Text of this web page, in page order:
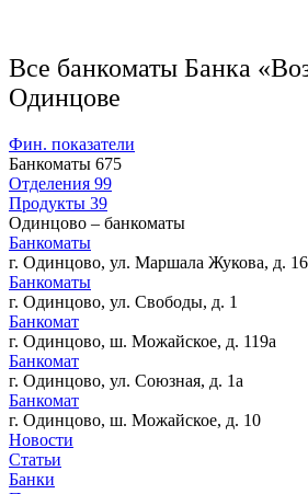
Все банкоматы Банка
Одинцове
Фин. показатели
Банкоматы 675
Отделения 99
Продукты 39
Одинцово – банкоматы
Банкоматы
г. Одинцово, ул. Маршала Жукова, д. 16
Банкоматы
г. Одинцово, ул. Свободы, д. 1
Банкомат
г. Одинцово, ш. Можайское, д. 119а
Банкомат
г. Одинцово, ул. Союзная, д. 1а
Банкомат
г. Одинцово, ш. Можайское, д. 10
Новости
Статьи
Банки